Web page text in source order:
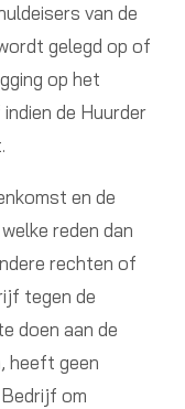
van de
gelegd op of
op het
de Huurder
en de
reden dan
rechten of
tegen de
doen aan de
heeft geen
om